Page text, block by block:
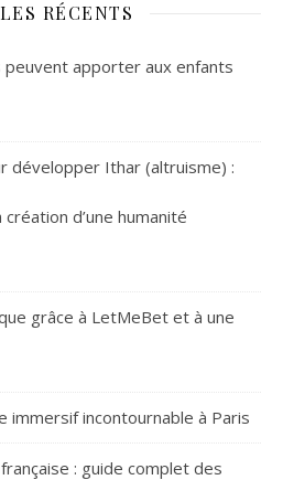
RÉCENTS
peuvent apporter aux enfants
développer Ithar (altruisme) :
d’une humanité
grâce à LetMeBet et à une
immersif incontournable à Paris
: guide complet des